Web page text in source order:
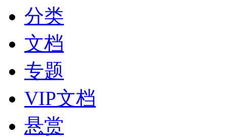
分类
文档
专题
VIP文档
悬赏